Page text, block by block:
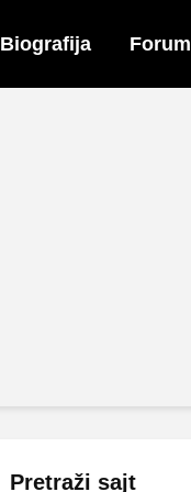
Biografija Forum
Pretraži sajt